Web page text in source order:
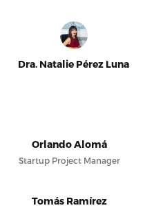
Dra. Natalie Pérez Luna
Orlando Alomá
Startup Project Manager
Tomás Ramírez